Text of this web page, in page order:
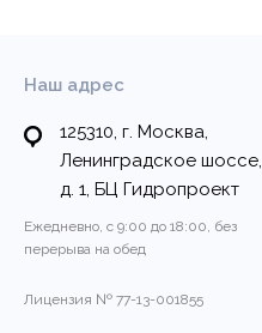
Наш адрес
125310, г. Москва,
Ленинградское шоссе,
д. 1, БЦ Гидропроект
Ежедневно, с 9:00 до 18:00, без
перерыва на обед
Лицензия № 77-13-001855